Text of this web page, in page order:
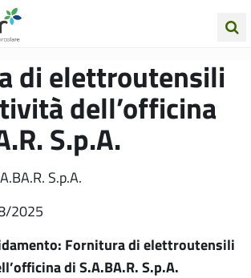
di elettroutensili
dell’officina
S.p.A.
S.p.A.
2025
Fornitura di elettroutensili
di S.A.BA.R. S.p.A.